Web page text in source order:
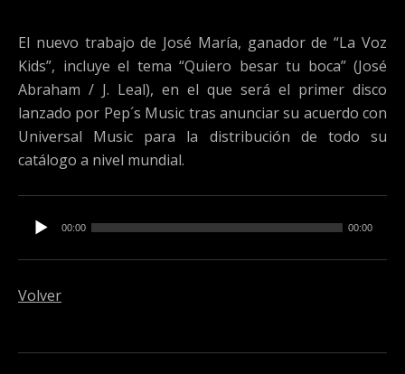
El nuevo trabajo de José María, ganador de “La Voz
Kids”, incluye el tema “Quiero besar tu boca” (José
Abraham / J. Leal), en el que será el primer disco
lanzado por Pep´s Music tras anunciar su acuerdo con
Universal Music para la distribución de todo su
catálogo a nivel mundial.
00:00 00:00
Volver